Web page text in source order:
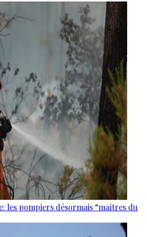
les pompiers désormais “maîtres du